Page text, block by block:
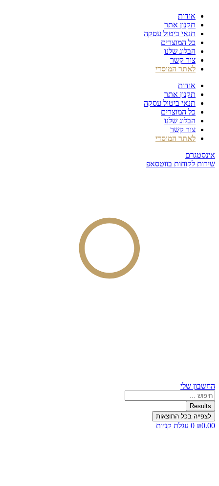
לתוכן
אודות
תקנון אתר
תנאי ביטול עסקה
כל המוצרים
הבלוג שלנו
צור קשר
לאתר המוסדי
אודות
תקנון אתר
תנאי ביטול עסקה
כל המוצרים
הבלוג שלנו
צור קשר
לאתר המוסדי
אינסטגרם
שירות לקוחות בווטסאפ
החשבון שלי
Search
...
Results
לצפייה בכל התוצאות
₪0.00
0 עגלת קניות